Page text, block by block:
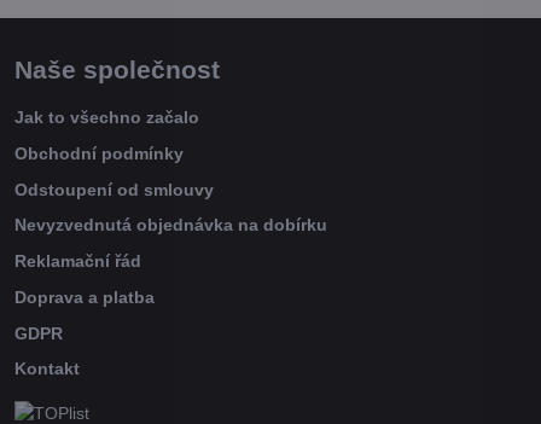
Naše společnost
Jak to všechno začalo
Obchodní podmínky
Odstoupení od smlouvy
Nevyzvednutá objednávka na dobírku
Reklamační řád
Doprava a platba
GDPR
Kontakt